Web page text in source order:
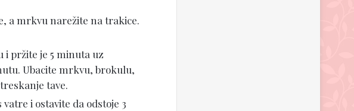
a mrkvu narežite na trakice.
i pržite je 5 minuta uz
Ubacite mrkvu, brokulu,
tave.
i ostavite da odstoje 3